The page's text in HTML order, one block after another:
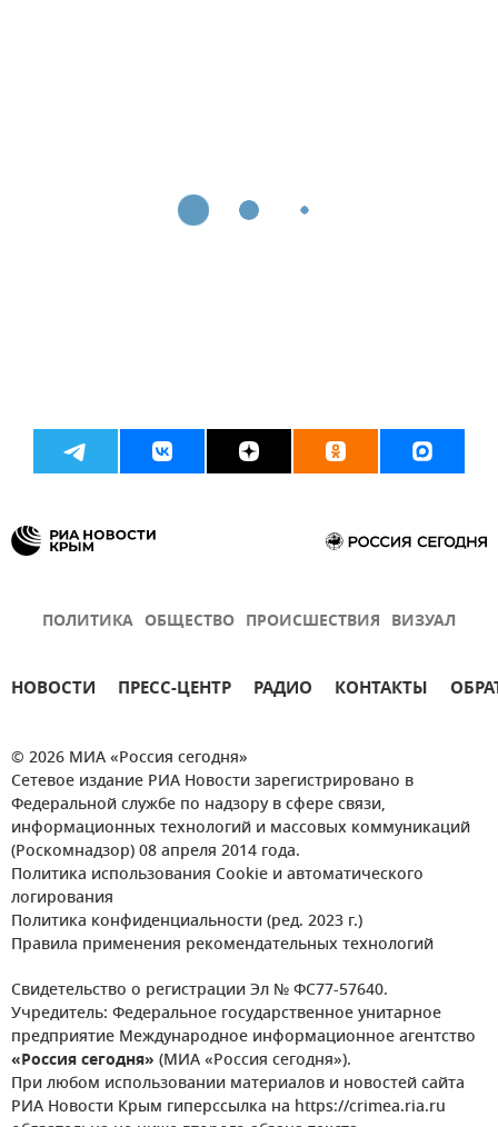
ПОЛИТИКА ОБЩЕСТВО ПРОИСШЕСТВИЯ ВИЗУАЛ
НОВОСТИ ПРЕСС-ЦЕНТР РАДИО КОНТАКТЫ
© 2026 МИА «Россия сегодня»
Сетевое издание РИА Новости зарегистрировано в
Федеральной службе по надзору в сфере связи,
информационных технологий и массовых коммуникаций
(Роскомнадзор) 08 апреля 2014 года.
Политика использования Cookie и автоматического
логирования
Политика конфиденциальности (ред. 2023 г.)
Правила применения рекомендательных технологий
Свидетельство о регистрации Эл № ФС77-57640.
Учредитель: Федеральное государственное унитарное
предприятие Международное информационное агентство
«Россия сегодня» (МИА «Россия сегодня»).
При любом использовании материалов и новостей сайта
РИА Новости Крым гиперссылка на https://crimea.ria.ru